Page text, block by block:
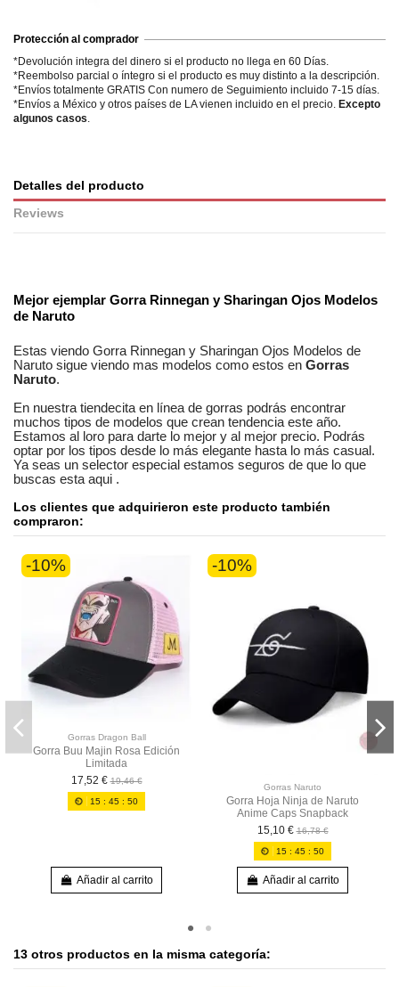
Protección al comprador
*Devolución integra del dinero si el producto no llega en 60 Días.
*Reembolso parcial o íntegro si el producto es muy distinto a la descripción.
*Envíos totalmente GRATIS Con numero de Seguimiento incluido 7-15 días.
*Envíos a México y otros países de LA vienen incluido en el precio. Excepto
algunos casos
Detalles del producto
Reviews
Mejor ejemplar Gorra Rinnegan y Sharingan Ojos Modelos
de Naruto
Estas viendo Gorra Rinnegan y Sharingan Ojos Modelos de
Naruto sigue viendo mas modelos como estos en Gorras
Naruto.
En nuestra tiendecita en línea de gorras podrás encontrar
muchos tipos de modelos que crean tendencia este año.
Estamos al loro para darte lo mejor y al mejor precio. Podrás
optar por los tipos desde lo más elegante hasta lo más casual.
Ya seas un selector especial estamos seguros de que lo que
buscas esta aqui .
Los clientes que adquirieron este producto también
compraron:
-10%
Gorras Dragon Ball
Gorra Buu Majin Rosa Edición
Limitada
17,52 € 19,46 €
15 :45 :49
Añadir al carrito
-10%
Gorras Naruto
Gorra Hoja Ninja de Naruto
Anime Caps Snapback
15,10 € 16,78 €
15 :45 :50
Añadir al carrito
13 otros productos en la misma categoría: